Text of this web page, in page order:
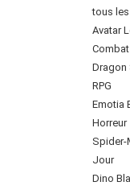
tous
Avatar
Combat
Dragon
RPG
Emotia
Horreur
Spider-
Jour
Dino